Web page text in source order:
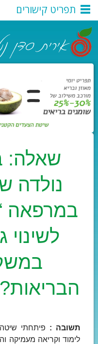
שאלה:
נולדה
במרפאה
לשינוי
תשובה : פיתחתי
לימוד וקריאה מעמיקה
תפריט קישורים